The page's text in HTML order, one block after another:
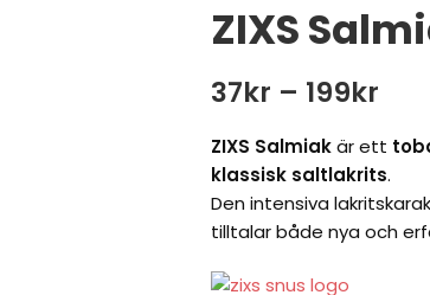
ZIXS
37kr – 199kr
ZIXS Salmiakär ett
klassisk saltlakrits.
Den intensiva
tilltalar både nya och